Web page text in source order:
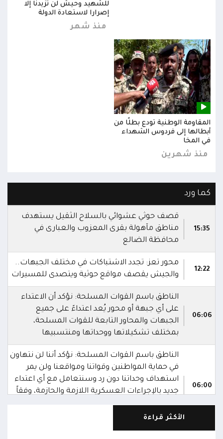
للشهيد وحيش لن تزيدنا إلا
إصرارا لاستعادة الدولة
منذ شهر
المقاومة الوطنية تودع بطلًا من
أبطالها إلى فردوس الشهداء
في المخا
منذ شهرين
كما ورد
15:35
قصف حوثي عشوائي بالسلاح الثقيل يستهدف
مناطق مآهولة بقرى المعزوب والعبارى في
محافظة الضالع
12:22
محور تعز: تجدد الاشتباكات في مختلف الجبهات..
والجيش يقصف مواقع حوثية ويتصدى للمسيرات
06:06
الناطق باسم القوات المسلحة: نؤكد أن الاعتداء
على أي جبهة أو محور يُعد اعتداءً على جميع
الجبهات والمحاور التابعة للقوات المسلحة،
بمختلف تشكيلاتها ووحداتها ومنتسبيها
06:00
الناطق باسم القوات المسلحة: نؤكد أننا لن نتهاون
في حماية المواطنين وقواتنا ومواقعنا ولن يمر
استهداف وحداتنا دون رد وسنتعامل مع أي اعتداء
جديد بالإجراءات العسكرية اللازمة والحازمة، وفقاً
لتوجيهات القيادة السياسية والعسكرية
ومقتضيات الموقف العملياتي
الأكثر قراءة